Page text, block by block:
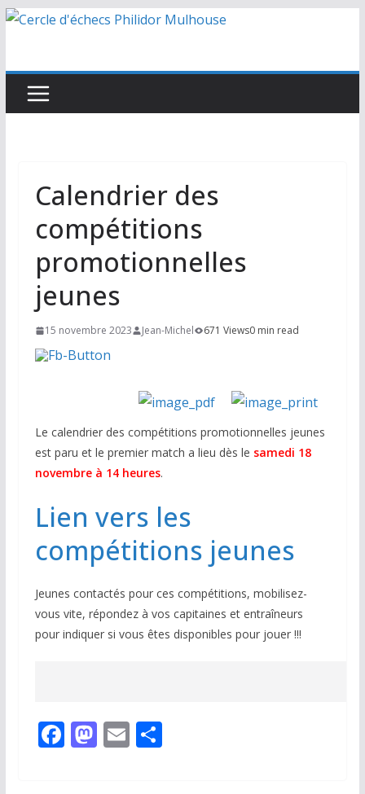
Passer
Calendrier des
compétitions
promotionnelles
jeunes
15 novembre 2023 Jean-Michel 671 Views0 min read
Le calendrier des compétitions promotionnelles jeunes
est paru et le premier match a lieu dès le samedi 18
novembre à 14 heures.
Lien vers les
compétitions jeunes
Jeunes contactés pour ces compétitions, mobilisez-
vous vite, répondez à vos capitaines et entraîneurs
pour indiquer si vous êtes disponibles pour jouer !!!
F M E P